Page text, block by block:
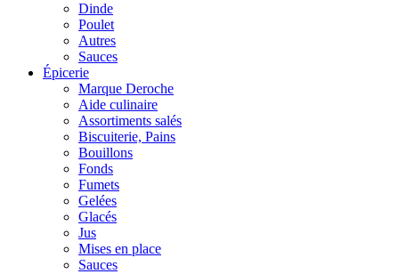
Dinde
Poulet
Autres
Sauces
Épicerie
Marque Deroche
Aide culinaire
Assortiments salés
Biscuiterie, Pains
Bouillons
Fonds
Fumets
Gelées
Glacés
Jus
Mises en place
Sauces